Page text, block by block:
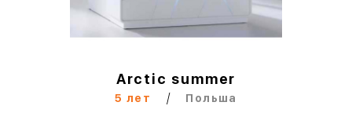
Arctic summer
5 лет / Польша